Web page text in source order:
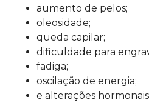
aumento de pelos;
oleosidade;
queda capilar;
dificuldade para
fadiga;
oscilação de energia;
e alterações